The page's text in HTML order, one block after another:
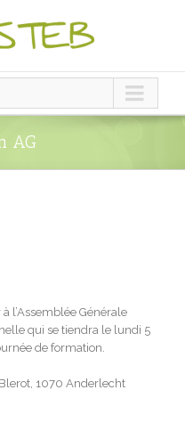
AG
l’Assemblée Générale
qui se tiendra le lundi 5
de formation.
1070 Anderlecht